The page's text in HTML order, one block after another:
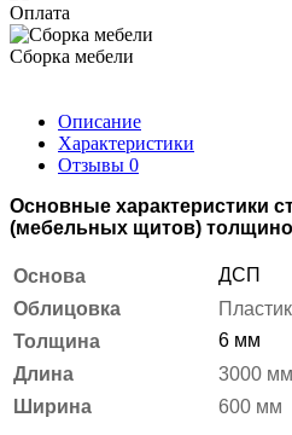
Оплата
Сборка мебели
Описание
Характеристики
Отзывы 0
Основные характеристики
(мебельных щитов)
Основа
ДСП
Облицовка
Толщина
6 мм
Длина
3000 мм
Ширина
600 мм